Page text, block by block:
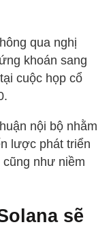
qua nghị
khoán sang
cuộc họp cổ
nội bộ nhằm
lược phát triển
như niềm
sẽ